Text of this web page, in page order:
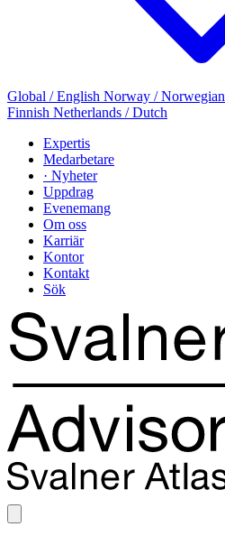
Global / English Norway / Norwegian
Finnish Netherlands / Dutch
Expertis
Medarbetare
· Nyheter
Uppdrag
Evenemang
Om oss
Karriär
Kontor
Kontakt
Sök